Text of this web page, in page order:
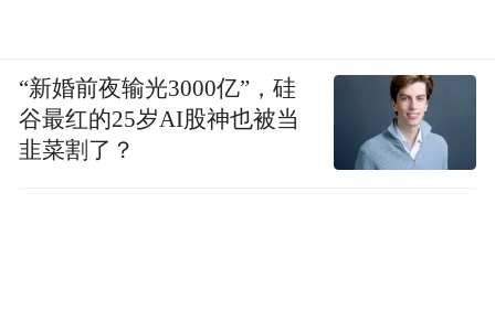
“新婚前夜输光3000亿”，硅
谷最红的25岁AI股神也被当
韭菜割了？